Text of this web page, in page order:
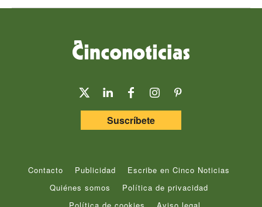
Suscríbete
Contacto Publicidad
Escribe en Cinco Noticias
Quiénes somos
Política de privacidad